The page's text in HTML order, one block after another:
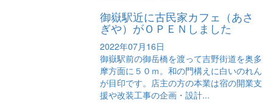
御嶽駅近に古民家カフェ（あさ
ぎや）がＯＰＥＮしました
2022年07月16日
御嶽駅前の御岳橋を渡って吉野街道を奥多
摩方面に５０ｍ。和の門構えに白いのれん
が目印です。店主の方の本業は宿の開業支
援や改装工事の企画・設計...